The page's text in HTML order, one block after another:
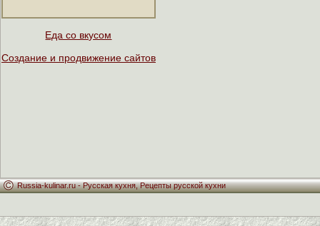
Еда со вкусом
Создание и продвижение сайтов
Russia-kulinar.ru -Русская кухня,Рецепты русской кухни